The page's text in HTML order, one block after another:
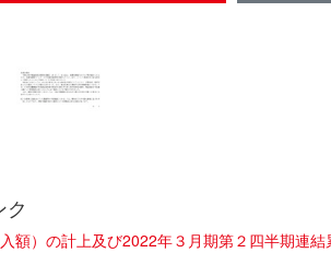
額）の計上及び2022年３月期第２四半期連